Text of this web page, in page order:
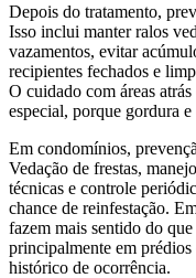
Depois do tratamento,
Isso inclui manter ralos
vazamentos, evitar
recipientes fechados e
O cuidado com áreas
especial, porque gordura
Em condomínios,
Vedação de frestas,
técnicas e controle
chance de reinfestação.
fazem mais sentido do
principalmente em prédios
histórico de ocorrência.